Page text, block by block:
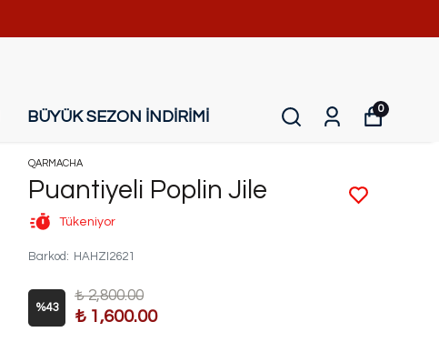
BÜYÜK SEZON İNDİRİMİ 0
QARMACHA
Puantiyeli Poplin Jile
Tükeniyor
Barkod : HAHZI2621
%43
₺ 2,800.00
₺ 1,600.00